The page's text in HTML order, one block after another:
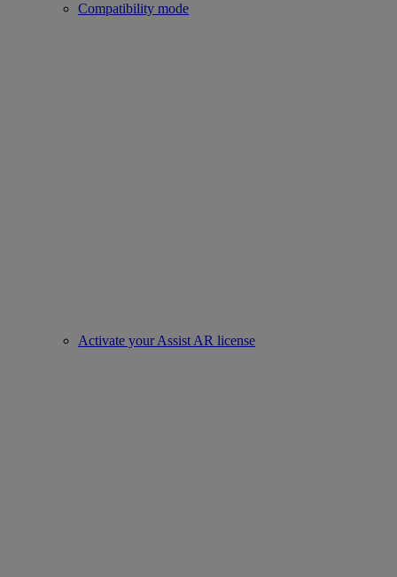
Compatibility mode
Activate your Assist AR license